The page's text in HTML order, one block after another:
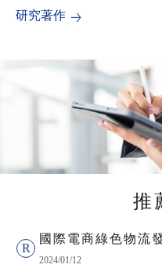
研究著作
推
國際電商綠色物流
2024/01/12